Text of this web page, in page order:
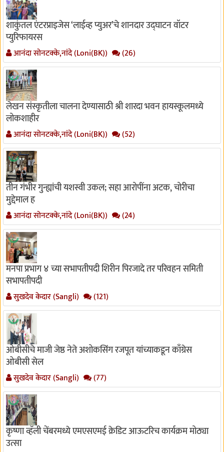
शाकुंतल एंटरप्राइजेस ‘लाईव्ह प्युअर’चे शानदार उद्घाटन वॉटर
प्युरिफायरस
आनंदा सोनटक्के,नांदे (Loni(BK)) (26)
लेखन संस्कृतीला चालना देण्यासाठी श्री शारदा भवन हायस्कूलमध्ये
लोकशाहीर
आनंदा सोनटक्के,नांदे (Loni(BK)) (52)
तीन गंभीर गुन्ह्यांची यशस्वी उकल; सहा आरोपींना अटक, चोरीचा
मुद्देमाल ह
आनंदा सोनटक्के,नांदे (Loni(BK)) (24)
मनपा प्रभाग ४ च्या सभापतीपदी शिरीन पिरजादे तर परिवहन समिती
सभापतीपदी
सुखदेव केदार (Sangli) (121)
ओबीसीचे माजी जेष्ठ नेते अशोकसिंग रजपूत यांच्याकडून काँग्रेस
ओबीसी सेल
सुखदेव केदार (Sangli) (77)
कृष्णा व्हॅली चेंबरमध्ये एमएसएमई क्रेडिट आऊटरिच कार्यक्रम मोठ्या
उत्सा